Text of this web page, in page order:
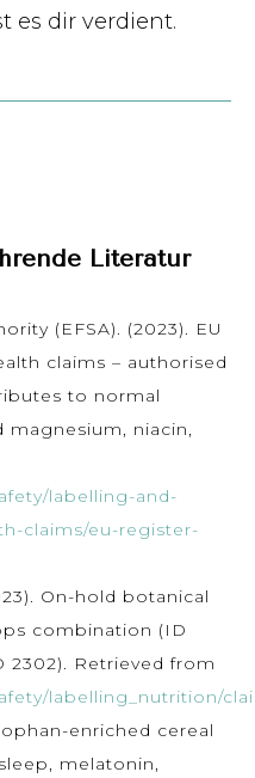
es dir verdient.
Literatur
(EFSA). (2023). EU
claims – authorised
to normal
magnesium, niacin,
labelling-and-
claims/eu-register-
On-hold botanical
combination (ID
2302). Retrieved from
labelling_nutrition/
enriched cereal
melatonin,